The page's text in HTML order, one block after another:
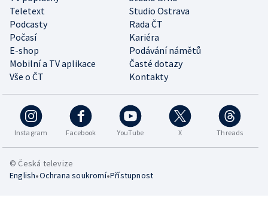
Teletext
Studio Ostrava
Podcasty
Rada ČT
Počasí
Kariéra
E-shop
Podávání námětů
Mobilní a TV aplikace
Časté dotazy
Vše o ČT
Kontakty
Instagram Facebook YouTube X Threads
© Česká televize
English•Ochrana soukromí•Přístupnost